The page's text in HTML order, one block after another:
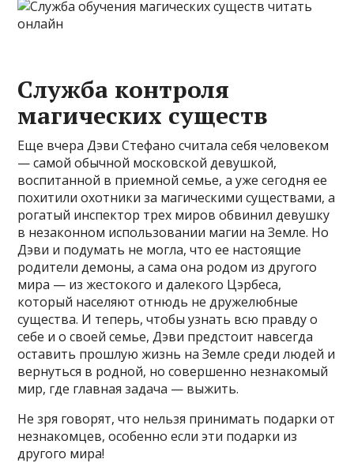
Служба контроля
магических существ
Еще вчера Дэви Стефано считала себя человеком
— самой обычной московской девушкой,
воспитанной в приемной семье, а уже сегодня ее
похитили охотники за магическими существами, а
рогатый инспектор трех миров обвинил девушку
в незаконном использовании магии на Земле. Но
Дэви и подумать не могла, что ее настоящие
родители демоны, а сама она родом из другого
мира — из жестокого и далекого Цэрбеса,
который населяют отнюдь не дружелюбные
существа. И теперь, чтобы узнать всю правду о
себе и о своей семье, Дэви предстоит навсегда
оставить прошлую жизнь на Земле среди людей и
вернуться в родной, но совершенно незнакомый
мир, где главная задача — выжить.
Не зря говорят, что нельзя принимать подарки от
незнакомцев, особенно если эти подарки из
другого мира!